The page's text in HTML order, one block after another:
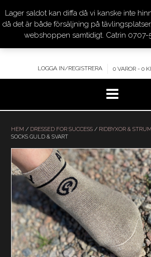
innehåll
KVALITET – KOMPETENS –
LOGGA IN/REGISTRERA 0 VAROR - 0
HEM / DRESSED FOR SUCCESS / RIDBYXOR &
SOCKS GULD & SVART
Lager saldot kan diffa då vi kanske inte
då det är både försäljning på
webshoppen samtidigt. Catrin 0707-